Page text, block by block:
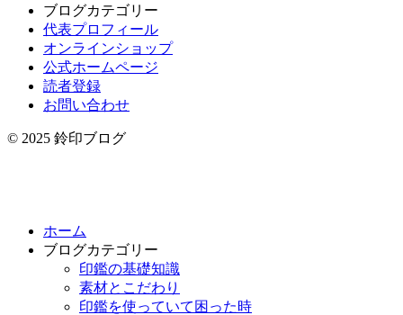
ブログカテゴリー
代表プロフィール
オンラインショップ
公式ホームページ
読者登録
お問い合わせ
© 2025 鈴印ブログ
ホーム
ブログカテゴリー
印鑑の基礎知識
素材とこだわり
印鑑を使っていて困った時